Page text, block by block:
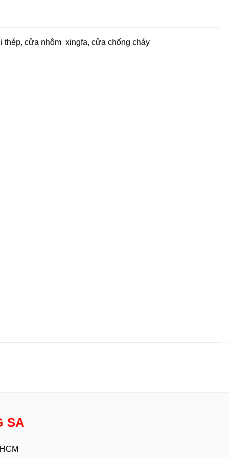
thép, cửa nhôm xingfa, cửa chống cháy
SA